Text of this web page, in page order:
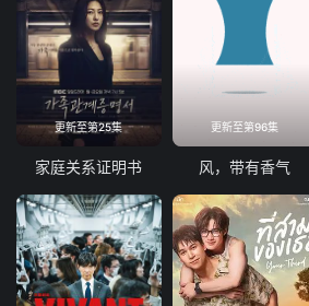
更新至第25集
家庭关系证明书
更新至第96集
风，带有香气